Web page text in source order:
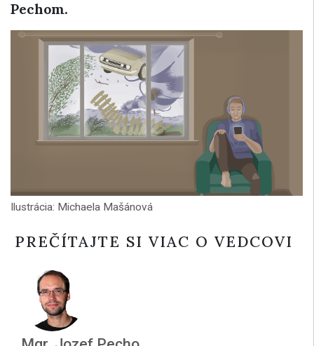
Pechom.
Ilustrácia: Michaela Mašánová
PREČÍTAJTE SI VIAC O VEDCOVI